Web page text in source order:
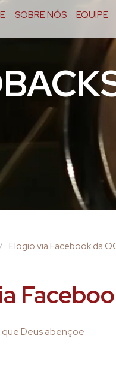
SOBRE NÓS EQUIPE
Elogio via Facebook da
Deus abençoe